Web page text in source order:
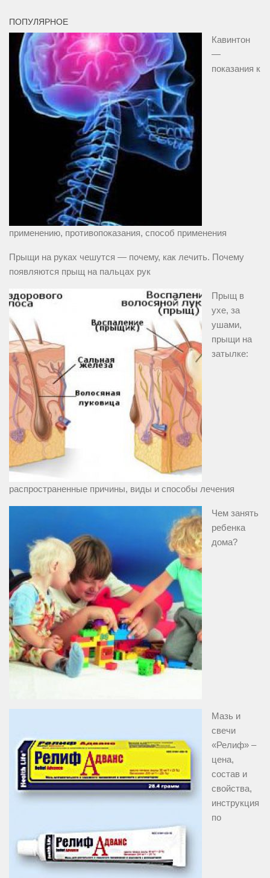
ПОПУЛЯРНОЕ
Кавинтон
—
показания к
применению, противопоказания, способ применения
Прыщи на руках чешутся — почему, как лечить. Почему
появляются прыщ на пальцах рук
Прыщ в
ухе, за
ушами,
прыщи на
затылке:
распространенные причины, виды и способы лечения
Чем занять
ребенка
дома?
Мазь и
свечи
«Релиф» –
цена,
состав и
свойства,
инструкция
по